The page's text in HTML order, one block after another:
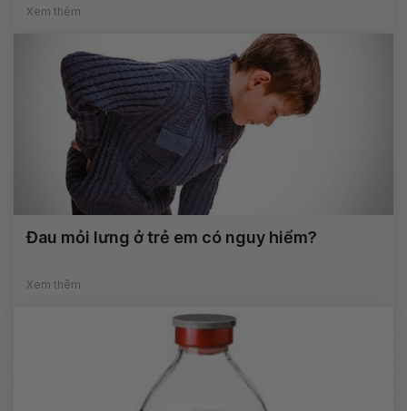
Xem thêm
Đau mỏi lưng ở trẻ em có nguy hiểm?
Xem thêm